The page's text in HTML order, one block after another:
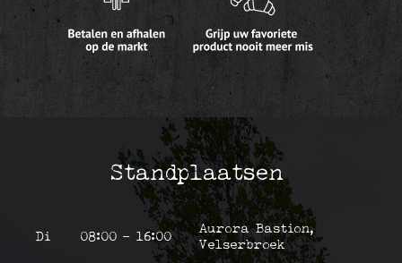
Standplaatsen
Di 08:00 - 16:00
Aurora Bastion,
Velserbroek